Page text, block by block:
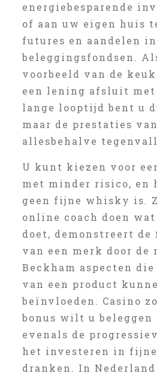
energiebesparende
of aan uw eigen huis
futures en aandelen in
beleggingsfondsen.
voorbeeld van de
een lening afsluit met
lange looptijd bent u
maar de prestaties
allesbehalve
U kunt kiezen voor
met minder risico, en
geen fijne whisky is.
online coach doen wat
doet, demonstreert
van een merk door de
Beckham aspecten
van een product
beïnvloeden. Casino
bonus wilt u beleggen
evenals de
het investeren in
dranken. In